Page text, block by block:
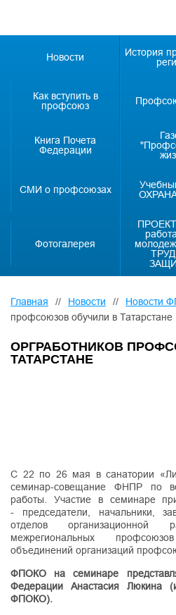
Новости
История
Как вступить в
профсоюз
Книга Почета
Федерации
СМИ о профсоюзах
Фотогалерея
Главная // Новости // Новости
профсоюзов обучили в Татарстане
ОРГРАБОТНИКОВ
ТАТАРСТАНЕ
С 22 по 26 мая в санатории
семинар-совещание ФНПР по
работы. Участие в семинаре
- председатели, начальники,
отделов организационной
межрегиональных
объединений организаций
ФПОКО на семинаре
Федерации Анастасия Люкина
ФПОКО).